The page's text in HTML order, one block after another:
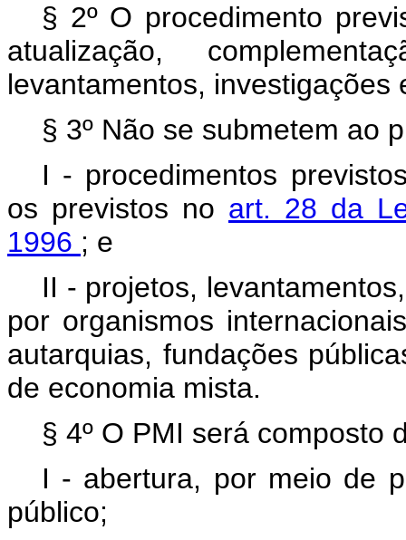
§ 2º O procedimento
atualização,
levantamentos, investigações
§ 3º Não se submetem ao
I - procedimentos
os previstos no art. 28 da
1996 ; e
II - projetos,
por organismos
autarquias, fundações
de economia mista.
§ 4º O PMI será composto
I - abertura, por meio de
público;